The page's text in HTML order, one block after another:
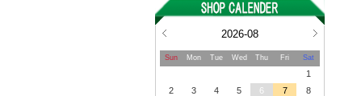
2026-08
Sun Mon Tue Wed Thu Fri Sat
1
2
3 4 5 6 7
8